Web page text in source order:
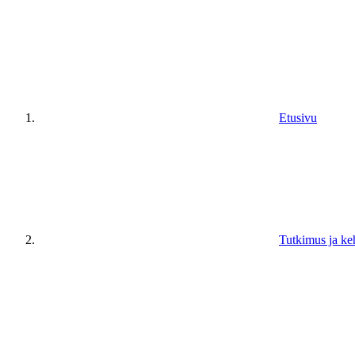
Etusivu
Tutkimus ja